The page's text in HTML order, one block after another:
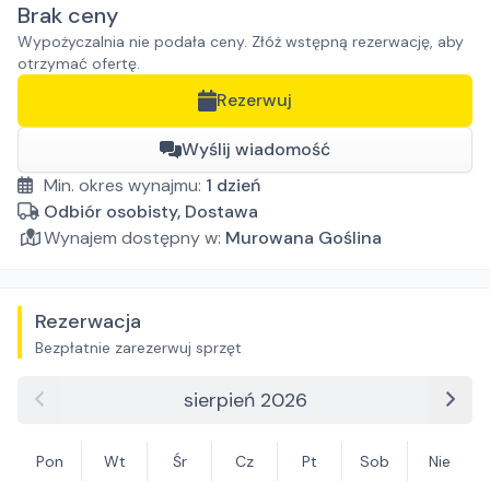
Brak ceny
Wypożyczalnia nie podała ceny. Złóż wstępną rezerwację, aby
otrzymać ofertę.
Rezerwuj
Wyślij wiadomość
Min. okres wynajmu: 1 dzień
Odbiór osobisty, Dostawa
Wynajem dostępny w: Murowana Goślina
Rezerwacja
Bezpłatnie zarezerwuj sprzęt
sierpień 2026
Pon Wt Śr Cz Pt Sob Nie